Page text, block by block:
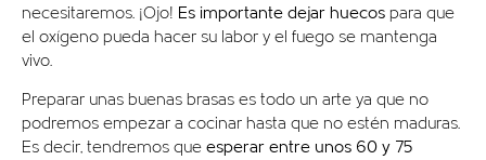
necesitaremos. ¡Ojo! Es importante dejar huecos para que
el oxígeno pueda hacer su labor y el fuego se mantenga
vivo.
Preparar unas buenas brasas es todo un arte ya que no
podremos empezar a cocinar hasta que no estén maduras.
Es decir, tendremos que esperar entre unos 60 y 75